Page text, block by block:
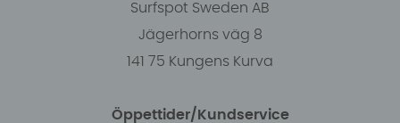
Surfspot Sweden AB
Jägerhorns väg 8
141 75 Kungens Kurva
Öppettider/Kundservice